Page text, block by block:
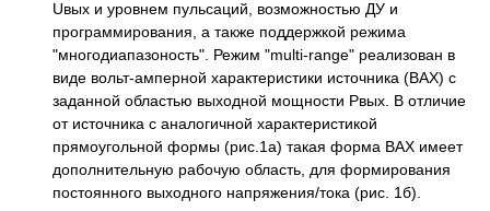
Uвых и уровнем пульсаций, возможностью ДУ и
программирования, а также поддержкой режима
"многодиапазоность". Режим "multi-range" реализован в
виде вольт-амперной характеристики источника (ВАХ) с
заданной областью выходной мощности Pвых. В отличие
от источника с аналогичной характеристикой
прямоугольной формы (рис.1а) такая форма ВАХ имеет
дополнительную рабочую область, для формирования
постоянного выходного напряжения/тока (рис. 1б).